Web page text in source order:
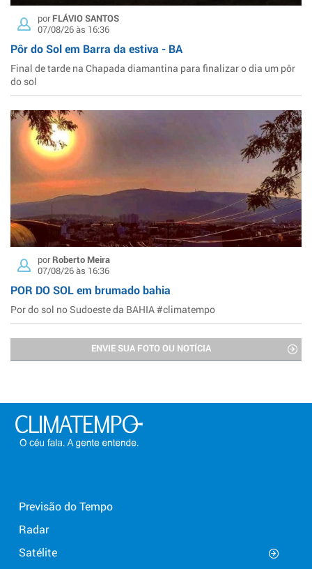
porFLÁVIO SANTOS
07/08/26 às 16:36
Pôr do Sol em Barra da estiva - BA
Final de tarde na Chapada diamantina para finalizar o dia um pôr
do sol
porRoberto Meira
07/08/26 às 16:36
POR DO SOL em brumado bahia
Por do sol no Sudoeste da BAHIA #climatempo
ENVIE SUA FOTO OU NOTÍCIA
Previsão do Tempo
Radar
Satélite